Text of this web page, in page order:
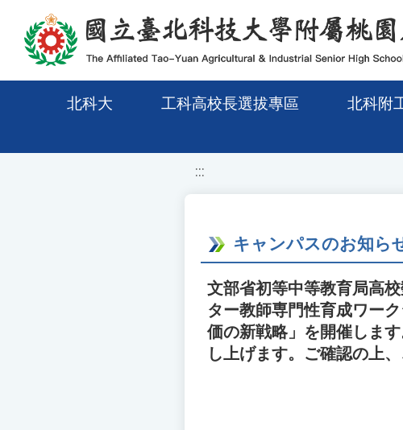
移至網頁之主要內容區位置
北科大 工科高校長選拔專區 北科附
:::
キャンパスのお知ら
文部省初等中等教育局高
ター教師専門性育成ワー
価の新戦略」を開催しま
し上げます。ご確認の上、